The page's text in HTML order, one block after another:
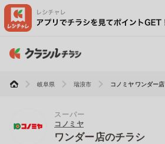
岐阜県 瑞浪市 コノミヤ ワンダー店
スーパー
コノミヤ
ワンダー店のチラシ